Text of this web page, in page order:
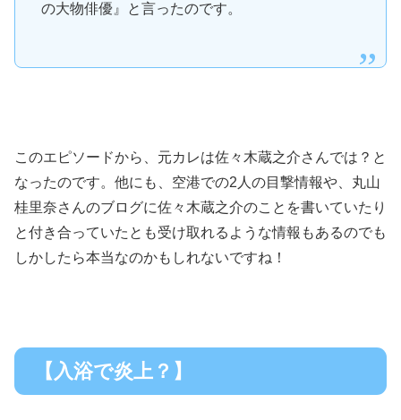
の大物俳優』と言ったのです。
このエピソードから、元カレは佐々木蔵之介さんでは？と
なったのです。他にも、空港での2人の目撃情報や、丸山
桂里奈さんのブログに佐々木蔵之介のことを書いていたり
と付き合っていたとも受け取れるような情報もあるのでも
しかしたら本当なのかもしれないですね！
【入浴で炎上？】